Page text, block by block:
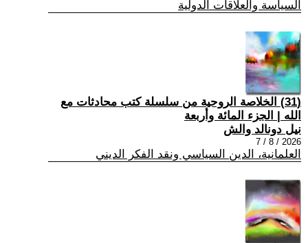
السياسة والعلاقات الدولية
(31) الخلاصة الروحية من سلسلة كتب محادثات مع
الله | الجزء المائة وأربعة
نيل دونالد والش
2026 / 8 / 7
العلمانية، الدين السياسي ونقد الفكر الديني